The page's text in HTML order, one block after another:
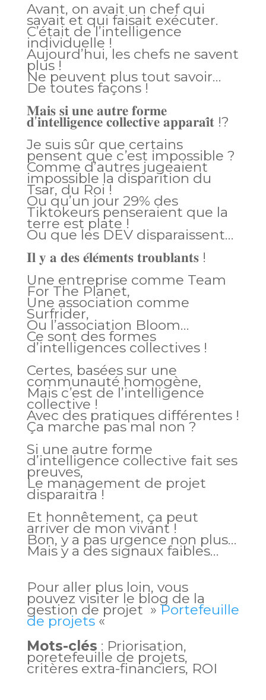
Avant, on avait un chef qui
savait et qui faisait exécuter.
C’était de l’intelligence
individuelle !
Aujourd’hui, les chefs ne savent
plus !
Ne peuvent plus tout savoir…
De toutes façons !
𝐌𝐚𝐢𝐬 𝐬𝐢 𝐮𝐧𝐞 𝐚𝐮𝐭𝐫𝐞 𝐟𝐨𝐫𝐦𝐞
𝐝’𝐢𝐧𝐭𝐞𝐥𝐥𝐢𝐠𝐞𝐧𝐜𝐞 𝐜𝐨𝐥𝐥𝐞𝐜𝐭𝐢𝐯𝐞 𝐚𝐩𝐩𝐚𝐫𝐚𝐢̂𝐭 !?
Je suis sûr que certains
pensent que c’est impossible ?
Comme d’autres jugeaient
impossible la disparition du
Tsar, du Roi !
Ou qu’un jour 29% des
Tiktokeurs penseraient que la
terre est plate !
Ou que les DEV disparaissent…
𝐈𝐥 𝐲 𝐚 𝐝𝐞𝐬 𝐞́𝐥𝐞́𝐦𝐞𝐧𝐭𝐬 𝐭𝐫𝐨𝐮𝐛𝐥𝐚𝐧𝐭𝐬 !
Une entreprise comme Team
For The Planet,
Une association comme
Surfrider,
Ou l’association Bloom…
Ce sont des formes
d’intelligences collectives !
Certes, basées sur une
communauté homogène,
Mais c’est de l’intelligence
collective !
Avec des pratiques différentes !
Ça marche pas mal non ?
Si une autre forme
d’intelligence collective fait ses
preuves,
Le management de projet
disparaitra !
Et honnêtement, ça peut
arriver de mon vivant !
Bon, y a pas urgence non plus…
Mais y a des signaux faibles…
Pour aller plus loin, vous
pouvez visiter le blog de la
gestion de projet » Portefeuille
de projets«
Mots-clés : Priorisation,
poretefeuille de projets,
critères extra-financiers, ROI